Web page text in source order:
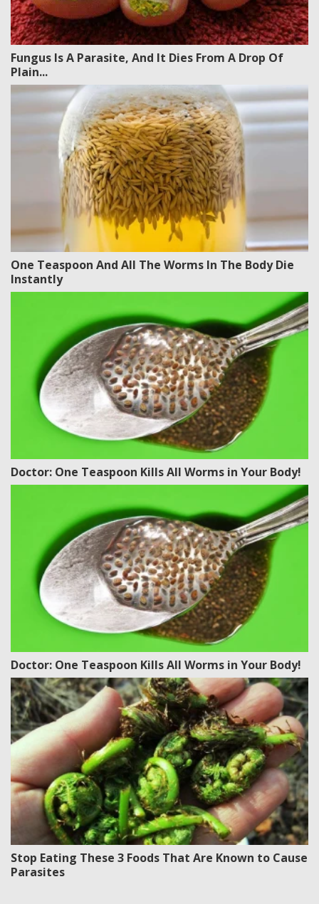
Fungus Is A Parasite, And It Dies From A Drop Of
Plain...
One Teaspoon And All The Worms In The Body Die
Instantly
Doctor: One Teaspoon Kills All Worms in Your Body!
Doctor: One Teaspoon Kills All Worms in Your Body!
Stop Eating These 3 Foods That Are Known to Cause
Parasites